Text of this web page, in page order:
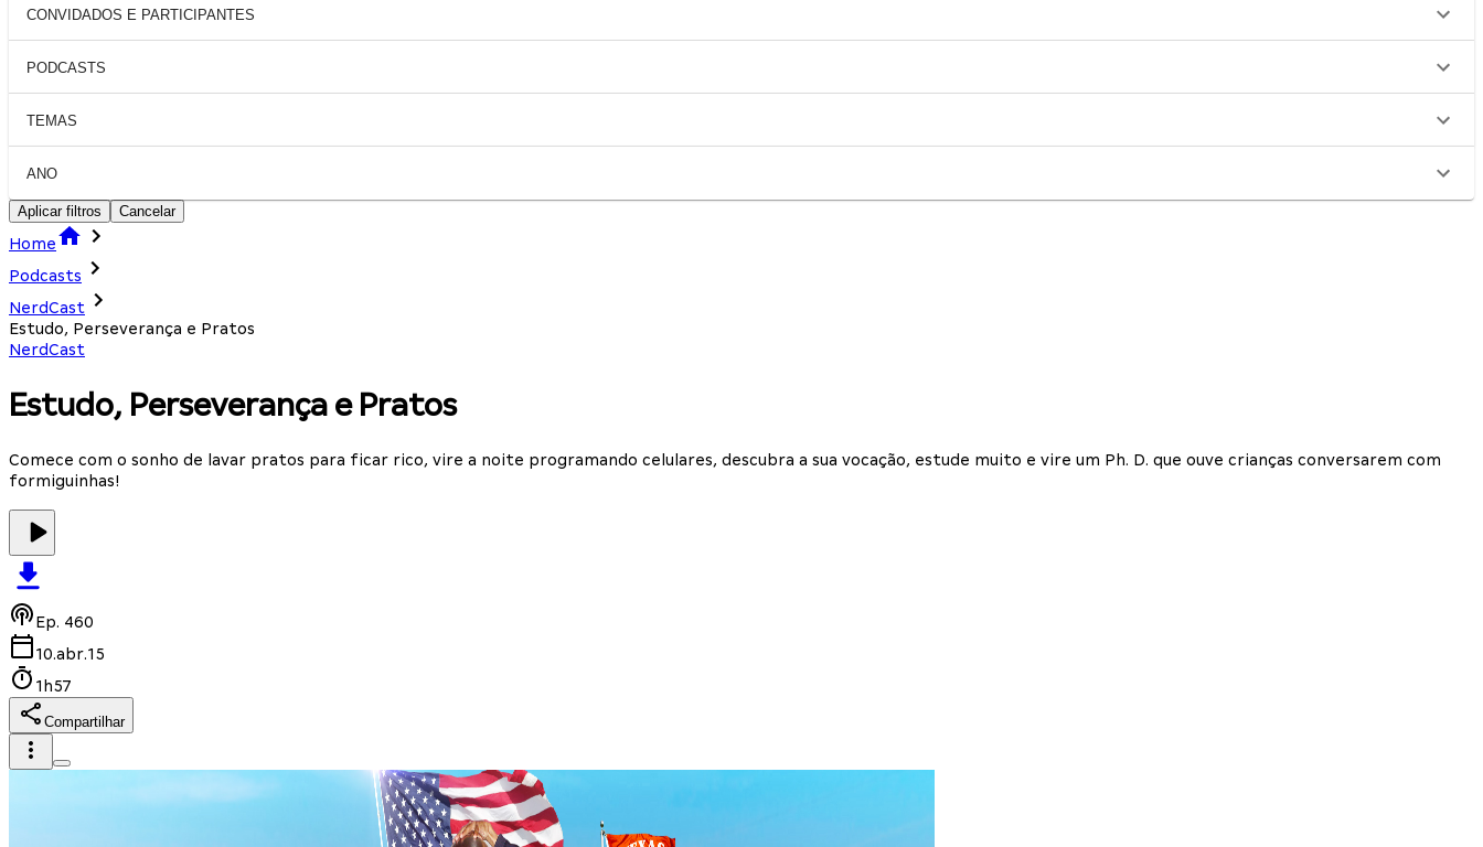
CONVIDADOS E PARTICIPANTES
PODCASTS
TEMAS
ANO
Aplicar filtros Cancelar
Home
Podcasts
NerdCast
Estudo, Perseverança e Pratos
NerdCast
Estudo, Perseverança e Pratos
Comece com o sonho de lavar pratos para ficar rico, vire a noite programando celulares, descubra a sua vocação, estude muito e vire um Ph. D. que ouve crianças conversarem com
formiguinhas!
Ep. 460
10.abr.15
1h57
Compartilhar